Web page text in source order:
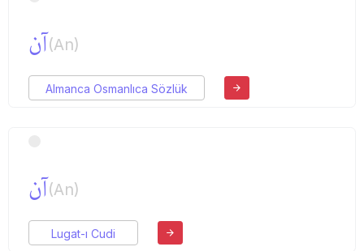
آن(An)
Almanca Osmanlıca Sözlük
آن(An)
Lugat-ı Cudi